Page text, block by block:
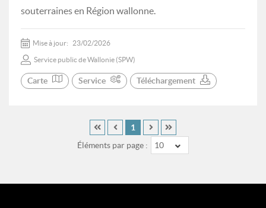
souterraines en Région wallonne.
Mise à jour: 23/02/2026
Service public de Wallonie (SPW)
Carte Service Téléchargement
Éléments par page : 10
1